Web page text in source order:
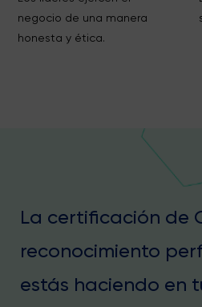
negocio de una manera
honesta y ética.
La certificación de
reconocimiento
estás haciendo en